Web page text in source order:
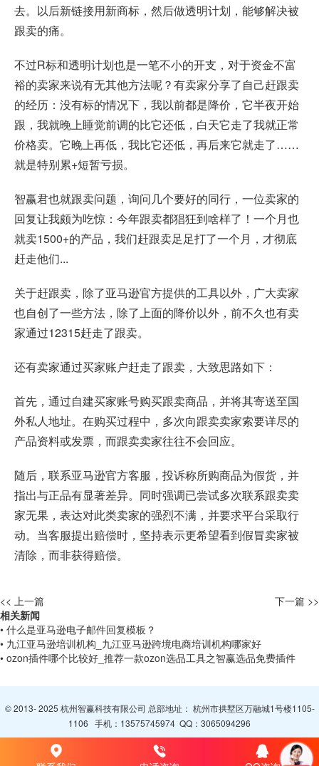
去。以后新链接用新商标，然后做透明计划，能够解决被
跟卖的痛。
不过R标和透明计划也是一笔不小的开支，对于资金不富
裕的卖家来说有无其他方法呢？有卖家分享了自己赶跟卖
的经历：没有标的情况下，我以前都是降价，它半夜开始
跟，我就晚上睡觉前调的比它还低，白天它走了我就正常
价格卖。它晚上再低，我比它还低，再后来它就走了……
就是特别累+短暂亏损。
智赢君也就跟卖问题，询问几个要好的同行，一位卖家的
回复让我颇为吃惊：今年跟卖都猖狂到啥样了！一个月也
就卖1500+的产品，我们赶跟卖足足打了一个月，才彻底
赶走他们...
关于赶跟卖，除了亚马逊官方提供的工具以外，广大卖家
也自创了一些方法，除了上面的降价以外，前不久也有卖
家通过12315赶走了跟卖。
还有卖家通过买家账户赶走了跟卖，大致思路如下：
首先，通过自建买家账号购买跟卖商品，并将其寄送至国
外私人地址。在购买过程中，多次向跟卖卖家索要详尽的
产品资料或发票，而跟卖卖家往往不会回应。
随后，联系亚马逊官方客服，投诉称所购商品为假货，并
指出与正品有显著差异。同时强调已尝试多次联系跟卖卖
家无果，表达对此类卖家的强烈不满，并要求平台采取行
动。当客服提出赔偿时，坚持表示更希望看到假冒卖家被
清除 ，而非获得赔偿。
<< 上一篇
下一篇 >>
相关新闻
• 什么是亚马逊电子邮件回复模板？
• 九江亚马逊培训机构_九江亚马逊跨境电商培训机构哪家好
• ozon插件哪个比较好_推荐一款ozon选品工具之智赢选品免费插件
© 2013- 2025 杭州智赢科技有限公司 总部地址： 杭州市拱墅区万融城1号楼1105-
1106 手机： 13575745974 QQ： 3065094296